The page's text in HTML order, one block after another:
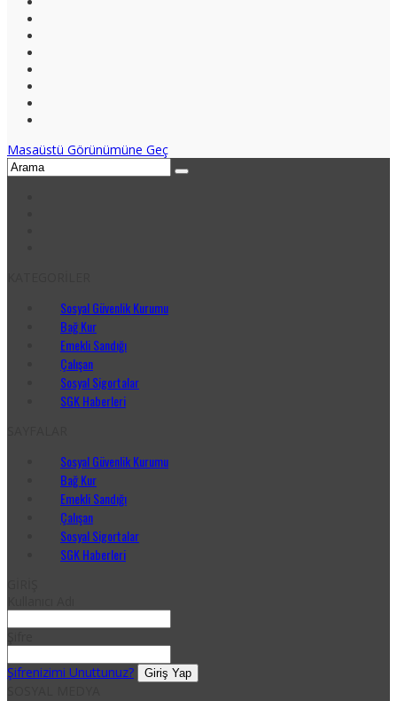
Masaüstü Görünümüne Geç
Sosyal Güvenlik Kurumu
Bağ Kur
Emekli Sandığı
Çalışan
Sosyal Sigortalar
SGK Haberleri
Sosyal Güvenlik Kurumu
Bağ Kur
Emekli Sandığı
Çalışan
Sosyal Sigortalar
SGK Haberleri
Şifrenizimi Unuttunuz?